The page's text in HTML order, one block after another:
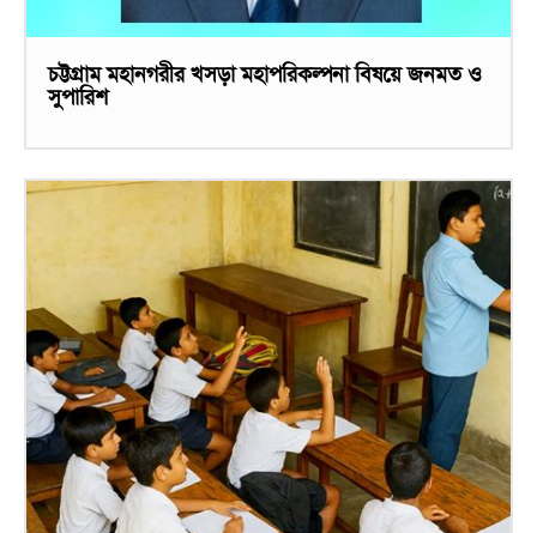
চট্টগ্রাম মহানগরীর খসড়া মহাপরিকল্পনা বিষয়ে জনমত ও
সুপারিশ